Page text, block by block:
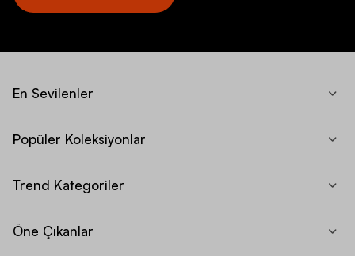
En Sevilenler
Popüler Koleksiyonlar
Trend Kategoriler
Öne Çıkanlar